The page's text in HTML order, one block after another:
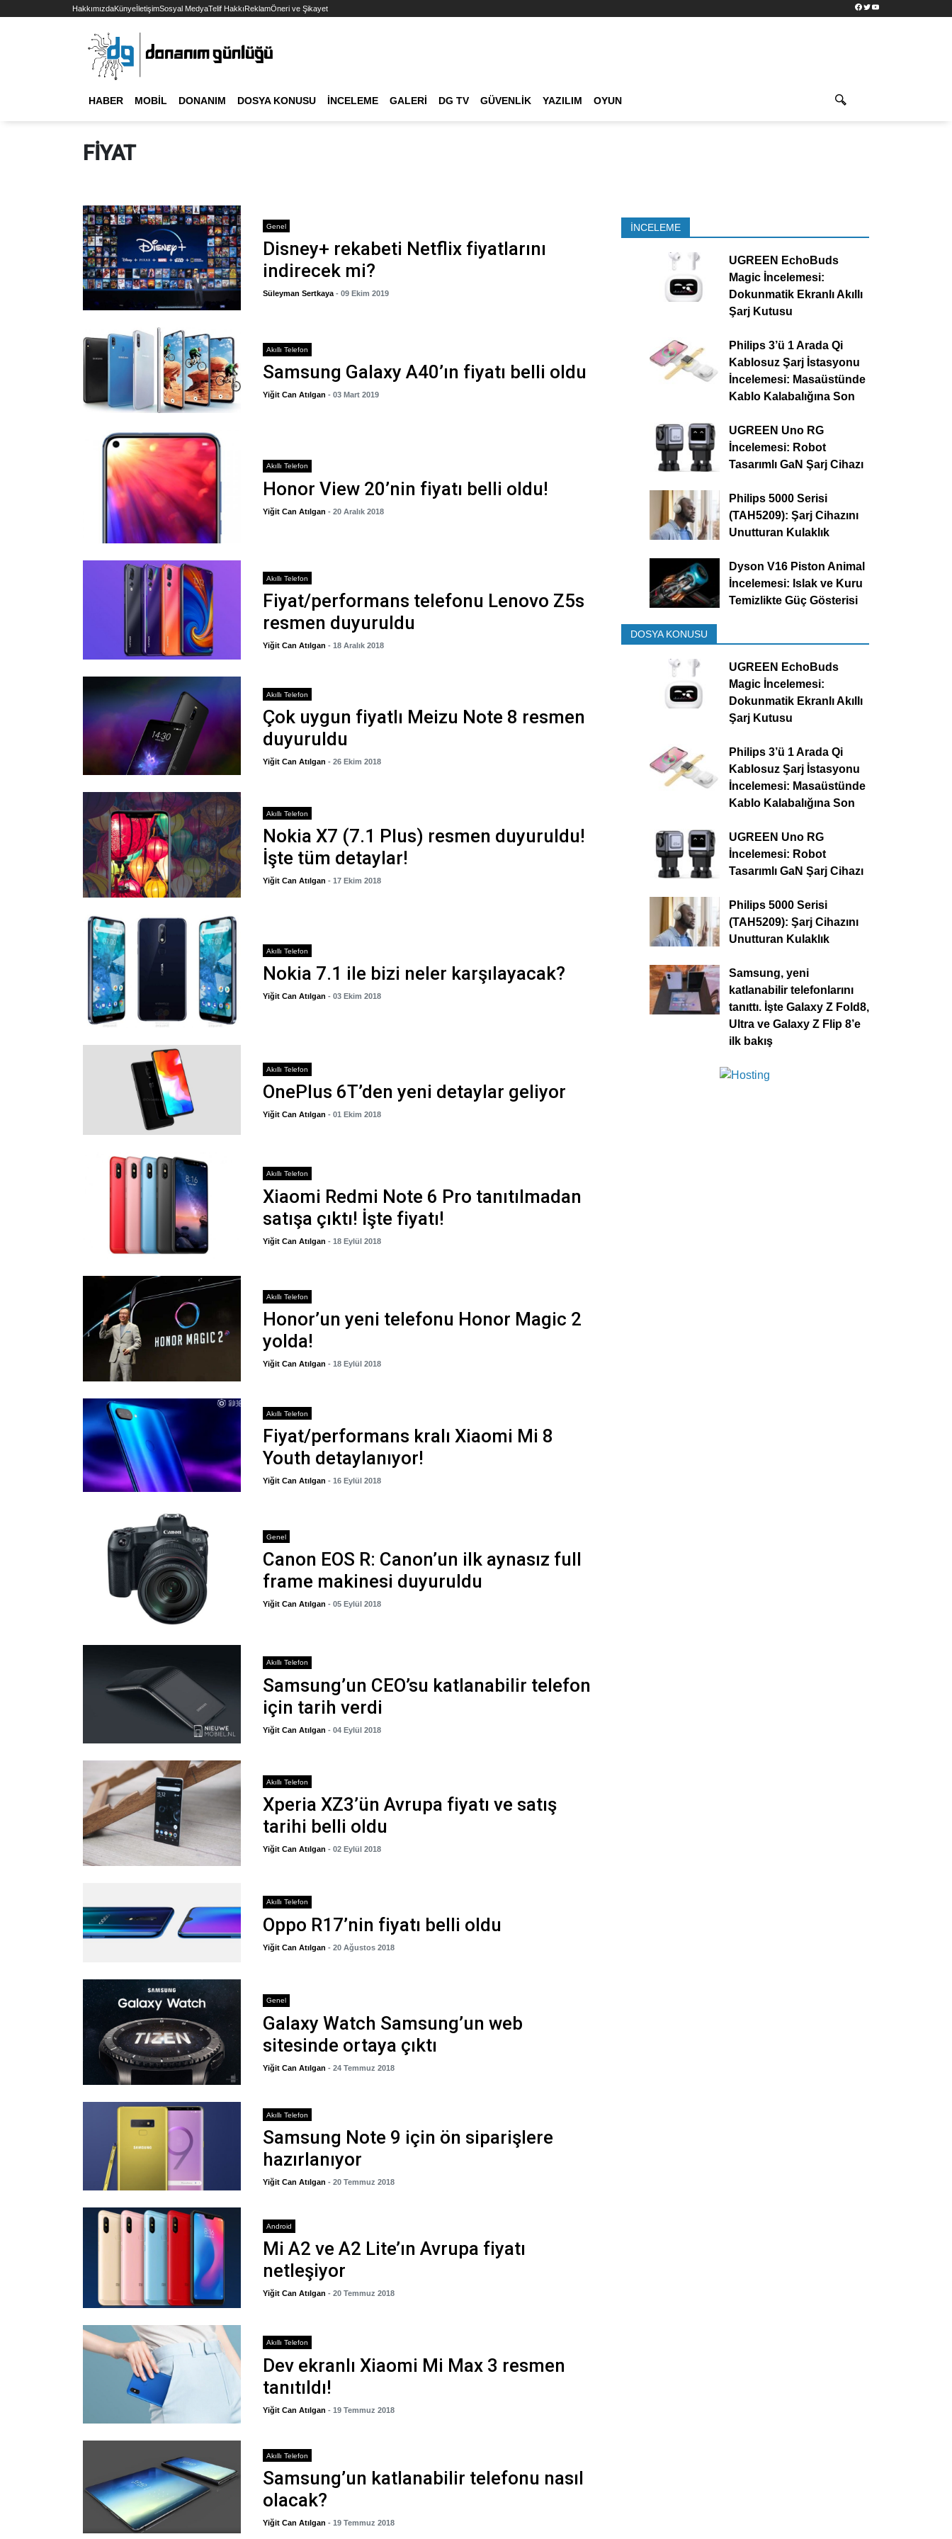
HakkımızdaKünyeİletişimSosyal MedyaTelif HakkıReklamÖneri ve Şikayet Facebook
TwitterYouTube
HABER MOBIL DONANIM DOSYA KONUSU İNCELEME GALERI DG TV GÜVENLIK YAZILIM OYUN
FIYAT
Genel
Disney+ rekabeti Netflix fiyatlarını
indirecek mi?
Süleyman Sertkaya - 09 Ekim 2019
Akıllı Telefon
Samsung Galaxy A40’ın fiyatı belli oldu
Yiğit Can Atılgan - 03 Mart 2019
Akıllı Telefon
Honor View 20’nin fiyatı belli oldu!
Yiğit Can Atılgan - 20 Aralık 2018
Akıllı Telefon
Fiyat/performans telefonu Lenovo Z5s
resmen duyuruldu
Yiğit Can Atılgan - 18 Aralık 2018
Akıllı Telefon
Çok uygun fiyatlı Meizu Note 8 resmen
duyuruldu
Yiğit Can Atılgan - 26 Ekim 2018
Akıllı Telefon
Nokia X7 (7.1 Plus) resmen duyuruldu!
İşte tüm detaylar!
Yiğit Can Atılgan - 17 Ekim 2018
Akıllı Telefon
Nokia 7.1 ile bizi neler karşılayacak?
Yiğit Can Atılgan - 03 Ekim 2018
Akıllı Telefon
OnePlus 6T’den yeni detaylar geliyor
Yiğit Can Atılgan - 01 Ekim 2018
Akıllı Telefon
Xiaomi Redmi Note 6 Pro tanıtılmadan
satışa çıktı! İşte fiyatı!
Yiğit Can Atılgan - 18 Eylül 2018
Akıllı Telefon
Honor’un yeni telefonu Honor Magic 2
yolda!
Yiğit Can Atılgan - 18 Eylül 2018
Akıllı Telefon
Fiyat/performans kralı Xiaomi Mi 8
Youth detaylanıyor!
Yiğit Can Atılgan - 16 Eylül 2018
Genel
Canon EOS R: Canon’un ilk aynasız full
frame makinesi duyuruldu
Yiğit Can Atılgan - 05 Eylül 2018
Akıllı Telefon
Samsung’un CEO’su katlanabilir telefon
için tarih verdi
Yiğit Can Atılgan - 04 Eylül 2018
Akıllı Telefon
Xperia XZ3’ün Avrupa fiyatı ve satış
tarihi belli oldu
Yiğit Can Atılgan - 02 Eylül 2018
Akıllı Telefon
Oppo R17’nin fiyatı belli oldu
Yiğit Can Atılgan - 20 Ağustos 2018
Genel
Galaxy Watch Samsung’un web
sitesinde ortaya çıktı
Yiğit Can Atılgan - 24 Temmuz 2018
Akıllı Telefon
Samsung Note 9 için ön siparişlere
hazırlanıyor
Yiğit Can Atılgan - 20 Temmuz 2018
Android
Mi A2 ve A2 Lite’ın Avrupa fiyatı
netleşiyor
Yiğit Can Atılgan - 20 Temmuz 2018
Akıllı Telefon
Dev ekranlı Xiaomi Mi Max 3 resmen
tanıtıldı!
Yiğit Can Atılgan - 19 Temmuz 2018
Akıllı Telefon
Samsung’un katlanabilir telefonu nasıl
olacak?
Yiğit Can Atılgan - 19 Temmuz 2018
İNCELEME
UGREEN EchoBuds
Magic İncelemesi:
Dokunmatik Ekranlı Akıllı
Şarj Kutusu
Philips 3’ü 1 Arada Qi
Kablosuz Şarj İstasyonu
İncelemesi: Masaüstünde
Kablo Kalabalığına Son
UGREEN Uno RG
İncelemesi: Robot
Tasarımlı GaN Şarj Cihazı
Philips 5000 Serisi
(TAH5209): Şarj Cihazını
Unutturan Kulaklık
Dyson V16 Piston Animal
İncelemesi: Islak ve Kuru
Temizlikte Güç Gösterisi
DOSYA KONUSU
UGREEN EchoBuds
Magic İncelemesi:
Dokunmatik Ekranlı Akıllı
Şarj Kutusu
Philips 3’ü 1 Arada Qi
Kablosuz Şarj İstasyonu
İncelemesi: Masaüstünde
Kablo Kalabalığına Son
UGREEN Uno RG
İncelemesi: Robot
Tasarımlı GaN Şarj Cihazı
Philips 5000 Serisi
(TAH5209): Şarj Cihazını
Unutturan Kulaklık
Samsung, yeni
katlanabilir telefonlarını
tanıttı. İşte Galaxy Z Fold8,
Ultra ve Galaxy Z Flip 8’e
ilk bakış